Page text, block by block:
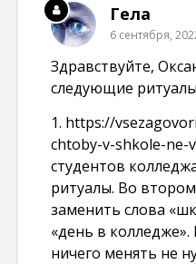
Гела
6 сентября,
Здравствуйте,
следующие
1. https://
chtoby-v-shkole-ne-
студентов
ритуалы. Во
заменить слова
«день в
ничего менять не